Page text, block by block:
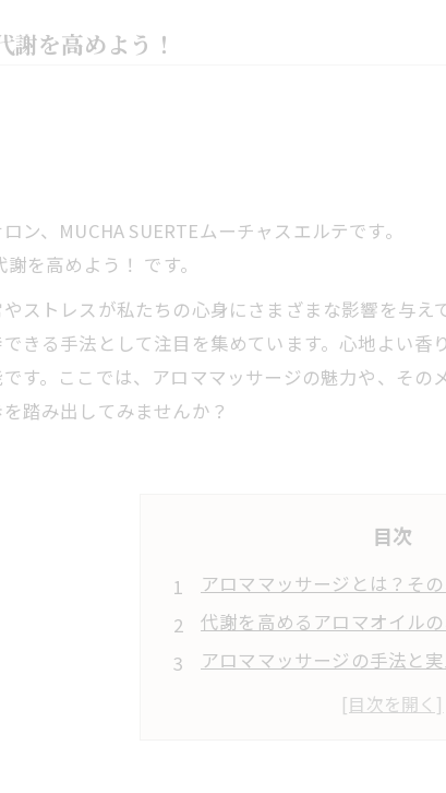
謝を高めよう！
ン、MUCHA SUERTEムーチャスエルテです。
を高めよう！ です。
ストレスが私たちの心身にさまざまな影響を与
きる手法として注目を集めています。心地よい
す。ここでは、アロママッサージの魅力や、そ
踏み出してみませんか？
目次
アロママッサージとは？そ
代謝を高めるアロマオイル
アロママッサージの手法と
定期的なアロママッサージの